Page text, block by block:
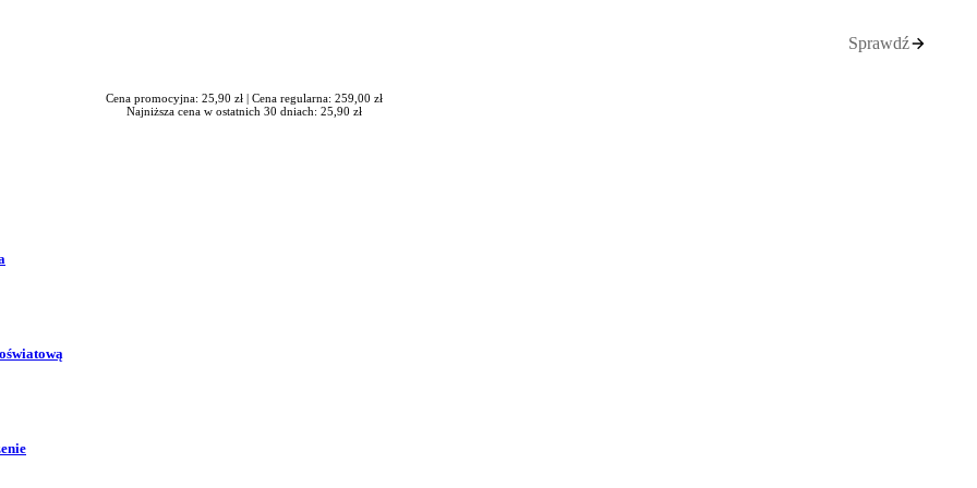
Sprawdź
Cena promocyjna: 25,90 zł | Cena regularna: 259,00 zł
Najniższa cena w ostatnich 30 dniach: 25,90 zł